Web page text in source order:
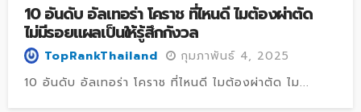
10 อันดับ อัลเทอร่า โคราช ที่ไหนดี ไมต้องผ่าตัด
ไม่มีรอยแผลเป็นให้รู้สึกกังวล
TopRankThailand
กุมภาพันธ์ 4, 2025
10 อันดับ อัลเทอร่า โคราช ที่ไหนดี ไมต้องผ่าตัด ไม...